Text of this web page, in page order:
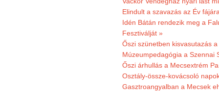
Elindult a szavazás az Év
Idén Bátán rendezik meg a
Fesztiválját »
Őszi szünetben kisvasutazás
Múzeumpedagógia a Szennai
Őszi árhullás a Mecsextrém
Osztály-össze-kovácsoló
Gasztroangyalban a Mecsek